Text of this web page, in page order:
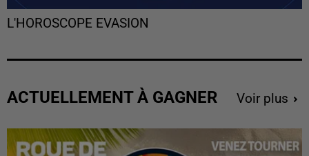
L'HOROSCOPE EVASION
ACTUELLEMENT À GAGNER Voir plus